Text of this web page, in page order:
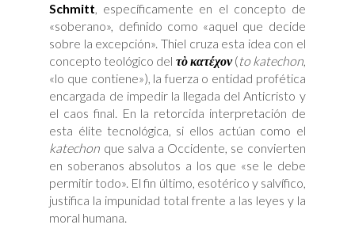
Schmitt, específicamente en el concepto de
«soberano», definido como «aquel que decide
sobre la excepción». Thiel cruza esta idea con el
concepto teológico del τὸ κατέχον(to katechon,
«lo que contiene»), la fuerza o entidad profética
encargada de impedir la llegada del Anticristo y
el caos final. En la retorcida interpretación de
esta élite tecnológica, si ellos actúan como el
katechon que salva a Occidente, se convierten
en soberanos absolutos a los que «se le debe
permitir todo». El fin último, esotérico y salvífico,
justifica la impunidad total frente a las leyes y la
moral humana.